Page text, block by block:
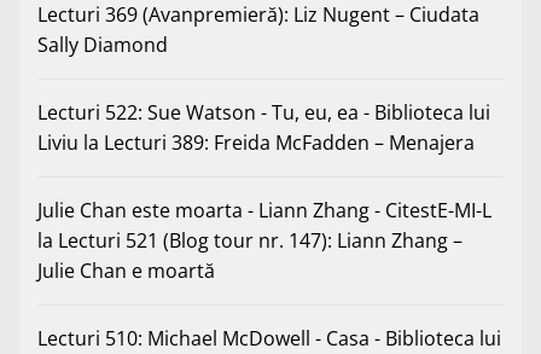
Lecturi 369 (Avanpremieră): Liz Nugent – Ciudata
Sally Diamond
Lecturi 522: Sue Watson - Tu, eu, ea - Biblioteca lui
Liviu la Lecturi 389: Freida McFadden – Menajera
Julie Chan este moarta - Liann Zhang - CitestE-MI-L
la Lecturi 521 (Blog tour nr. 147): Liann Zhang –
Julie Chan e moartă
Lecturi 510: Michael McDowell - Casa - Biblioteca lui